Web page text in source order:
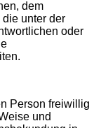
dem
unter der
oder
Person freiwillig
und